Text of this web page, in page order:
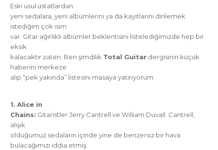
Eski usul üstatlardan
yeni sedalara, yeni albümlerini ya da kayıtlarını dinlemek
istediğim çok isim
var. Gitar ağırlıklı albümler beklentisini listelediğimizde hep bir
eksik
kalacaktır zaten. Ben şimdilik Total Guitar dergisinin küçük
haberini merkeze
alıp “pek yakında” listesini masaya yatırıyorum.
1. Alice in
Chains: Gitaristler Jerry Cantrell ve William Duvall. Cantrell,
alışık
olduğumuz sedaların içinde yine de benzersiz bir hava
bulacağımızı iddia etmiş.